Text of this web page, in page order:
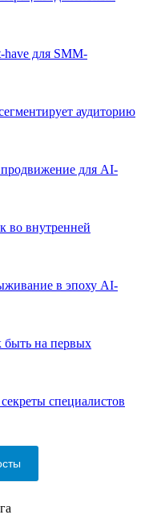
для SMM-
аудиторию
для AI-
во внутренней
в эпоху AI-
быть на первых
специалистов